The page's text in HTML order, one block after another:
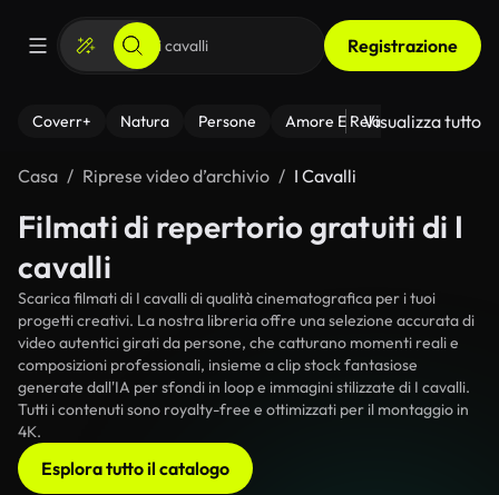
Registrazione
Coverr+ Natura Persone Amore E Relazioni Il
Visualizza tutto
Casa Riprese video d’archivio I Cavalli
Filmati di repertorio gratuiti di I
cavalli
Scarica filmati di I cavalli di qualità cinematografica per i tuoi
progetti creativi. La nostra libreria offre una selezione accurata di
video autentici girati da persone, che catturano momenti reali e
composizioni professionali, insieme a clip stock fantasiose
generate dall'IA per sfondi in loop e immagini stilizzate di I cavalli.
Tutti i contenuti sono royalty-free e ottimizzati per il montaggio in
4K.
Esplora tutto il catalogo